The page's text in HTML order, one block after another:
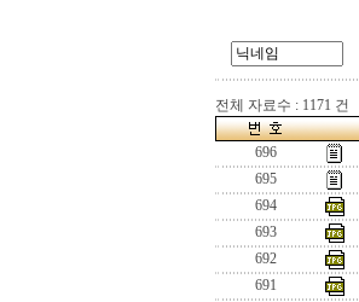
전체 자료수 : 1171 건
696
695
694
693
692
691